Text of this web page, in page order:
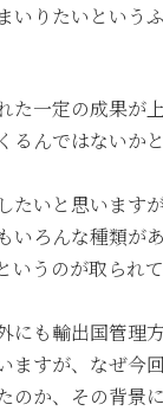
いりたいという
一定の成果が
るんではないか
たいと思います
いろんな種類が
うのが取られ
にも輸出国管理
ますが、なぜ今
のか、その背景